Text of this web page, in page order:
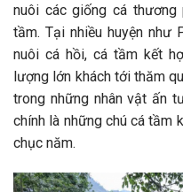
nuôi các giống cá
tầm. Tại nhiều huyện như
nuôi cá hồi, cá tầm kết
lượng lớn khách tới thăm
trong những nhân vật ấn
chính là những chú cá tầm
chục năm.